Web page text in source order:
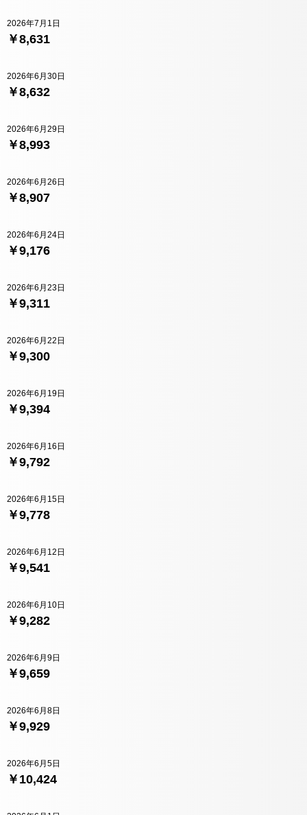
￥8,631
2026年7月1日
￥8,632
2026年6月30日
￥8,993
2026年6月29日
￥8,907
2026年6月26日
￥9,176
2026年6月24日
￥9,311
2026年6月23日
￥9,300
2026年6月22日
￥9,394
2026年6月19日
￥9,792
2026年6月16日
￥9,778
2026年6月15日
￥9,541
2026年6月12日
￥9,282
2026年6月10日
￥9,659
2026年6月9日
￥9,929
2026年6月8日
￥10,424
2026年6月5日